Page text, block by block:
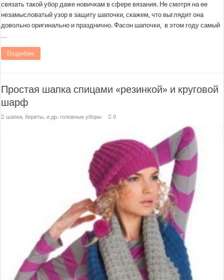
связать такой убор даже новичкам в сфере вязания. Не смотря на ее
незамысловатый узор в защиту шапочки, скажем, что выглядит она
довольно оригинально и празднично. Фасон шапочки, в этом году самый
…
Подробнее
Простая шапка спицами «резинкой» и круговой
шарф
шапки, береты, и др. головные уборы 0